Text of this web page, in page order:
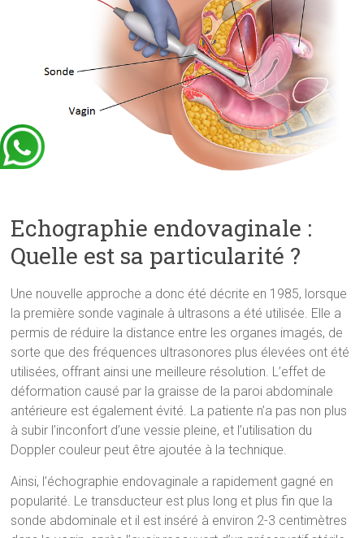
Echographie endovaginale :
Quelle est sa particularité ?
Une nouvelle approche a donc été décrite en 1985, lorsque
la première sonde vaginale à ultrasons a été utilisée. Elle a
permis de réduire la distance entre les organes imagés, de
sorte que des fréquences ultrasonores plus élevées ont été
utilisées, offrant ainsi une meilleure résolution. L’effet de
déformation causé par la graisse de la paroi abdominale
antérieure est également évité. La patiente n’a pas non plus
à subir l’inconfort d’une vessie pleine, et l’utilisation du
Doppler couleur peut être ajoutée à la technique.
Ainsi, l’échographie endovaginale a rapidement gagné en
popularité. Le transducteur est plus long et plus fin que la
sonde abdominale et il est inséré à environ 2-3 centimètres